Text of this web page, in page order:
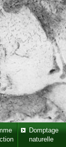
Domptage
naturelle